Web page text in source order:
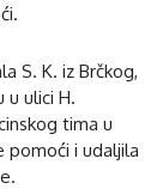
S. K. iz Brčkog,
u ulici H.
tima u
pomoći i udaljila